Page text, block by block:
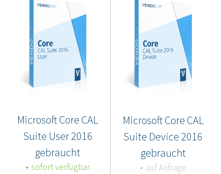
Microsoft Core CAL
Suite User 2016
gebraucht
sofort verfügbar
Microsoft Core CAL
Suite Device 2016
gebraucht
auf Anfrage